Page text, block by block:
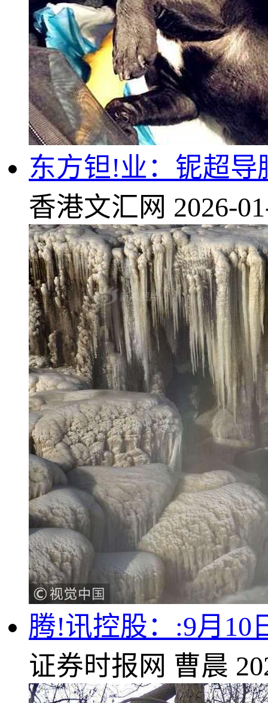
东方钽!业：铌超
香港文汇网 2026-
腾!讯控股：:9月10
证券时报网 曹晨